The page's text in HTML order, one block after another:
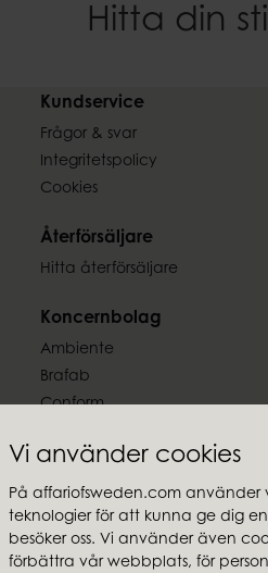
Vi använder cookies
På affariofsweden.com använder
teknologier för att kunna ge dig
besöker oss. Vi använder även
förbättra vår webbplats, för
Hitta din
Kundservice
Frågor & svar
Integritetspolicy
Cookies
Återförsäljare
Hitta återförsäljare
Koncernbolag
Ambiente
Brafab
Conform
MTI
Följ oss